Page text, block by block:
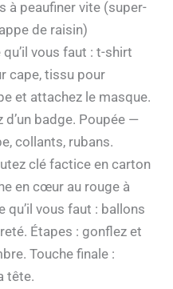
à peaufiner vite (super-
de raisin)
vous faut : t-shirt
cape, tissu pour
et attachez le masque.
badge. Poupée —
collants, rubans.
clé factice en carton
en cœur au rouge à
qu’il vous faut : ballons
Étapes : gonflez et
Touche finale :
tête.